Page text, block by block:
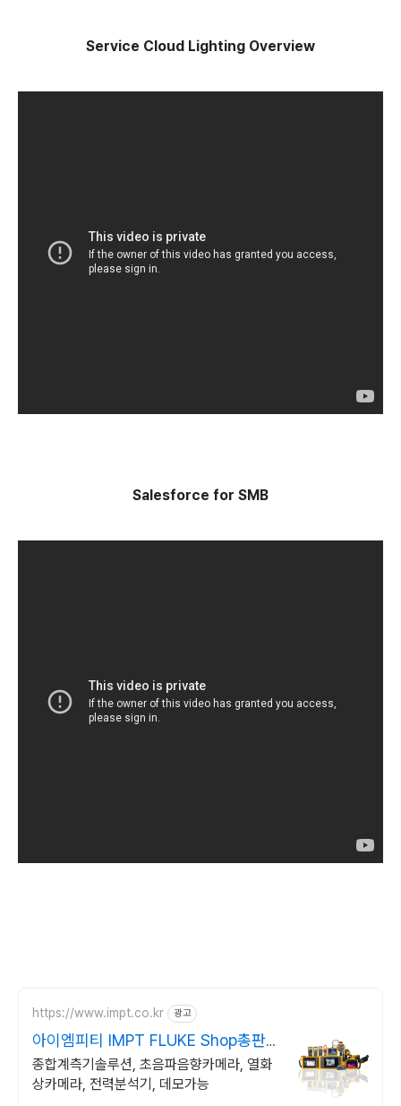
Service Cloud Lighting Overview
Salesforce for SMB​
https://www.impt.co.kr 광고
아이엠피티 IMPT FLUKE Shop총판
대리점
종합계측기솔루션, 초음파음향카메라, 열화
상카메라, 전력분석기, 데모가능